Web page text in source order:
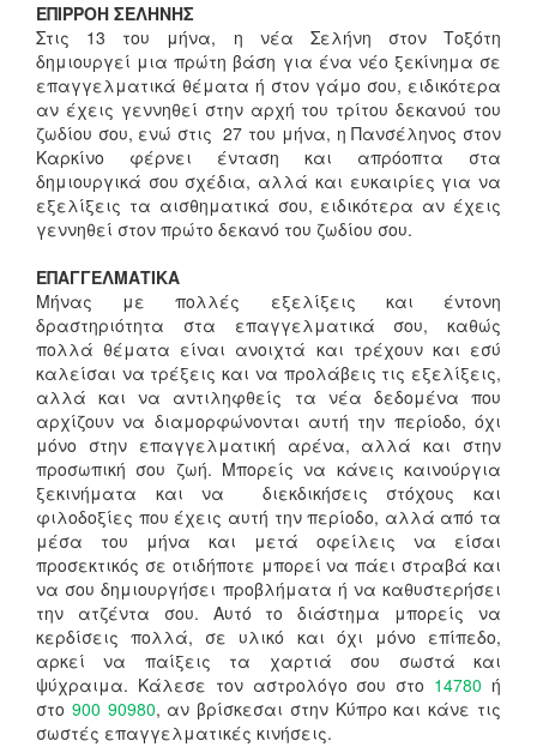
ΕΠΙΡΡΟΗ ΣΕΛΗΝΗΣ
Στις 13 του μήνα, η νέα Σελήνη στον Τοξότη
δημιουργεί μια πρώτη βάση για ένα νέο ξεκίνημα σε
επαγγελματικά θέματα ή στον γάμο σου, ειδικότερα
αν έχεις γεννηθεί στην αρχή του τρίτου δεκανού του
ζωδίου σου, ενώ στις 27 του μήνα, η Πανσέληνος στον
Καρκίνο φέρνει ένταση και απρόοπτα στα
δημιουργικά σου σχέδια, αλλά και ευκαιρίες για να
εξελίξεις τα αισθηματικά σου, ειδικότερα αν έχεις
γεννηθεί στον πρώτο δεκανό του ζωδίου σου.
ΕΠΑΓΓΕΛΜΑΤΙΚΑ
Μήνας με πολλές εξελίξεις και έντονη
δραστηριότητα στα επαγγελματικά σου, καθώς
πολλά θέματα είναι ανοιχτά και τρέχουν και εσύ
καλείσαι να τρέξεις και να προλάβεις τις εξελίξεις,
αλλά και να αντιληφθείς τα νέα δεδομένα που
αρχίζουν να διαμορφώνονται αυτή την περίοδο, όχι
μόνο στην επαγγελματική αρένα, αλλά και στην
προσωπική σου ζωή. Μπορείς να κάνεις καινούργια
ξεκινήματα και να διεκδικήσεις στόχους και
φιλοδοξίες που έχεις αυτή την περίοδο, αλλά από τα
μέσα του μήνα και μετά οφείλεις να είσαι
προσεκτικός σε οτιδήποτε μπορεί να πάει στραβά και
να σου δημιουργήσει προβλήματα ή να καθυστερήσει
την ατζέντα σου. Αυτό το διάστημα μπορείς να
κερδίσεις πολλά, σε υλικό και όχι μόνο επίπεδο,
αρκεί να παίξεις τα χαρτιά σου σωστά και
ψύχραιμα. Κάλεσε τον αστρολόγο σου στο 14780 ή
στο 900 90980, αν βρίσκεσαι στην Κύπρο και κάνε τις
σωστές επαγγελματικές κινήσεις.